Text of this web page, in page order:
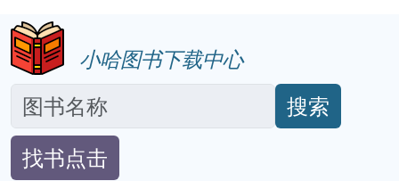
小哈图书下载中心
搜索
找书点击